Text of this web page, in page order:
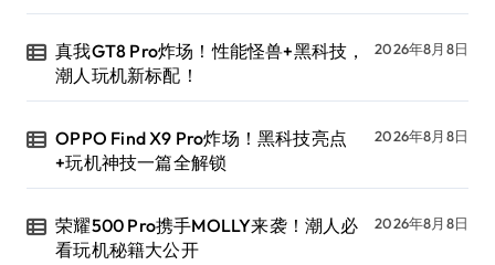
真我GT8 Pro炸场！性能怪兽+黑科技，
潮人玩机新标配！
2026年8月8日
OPPO Find X9 Pro炸场！黑科技亮点
+玩机神技一篇全解锁
2026年8月8日
荣耀500 Pro携手MOLLY来袭！潮人必
看玩机秘籍大公开
2026年8月8日